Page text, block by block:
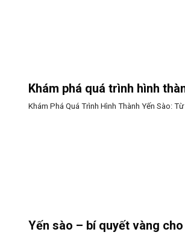
Khám phá quá trình hình
Khám Phá Quá Trình Hình Thành Yến Sào:
Yến sào – bí quyết vàng